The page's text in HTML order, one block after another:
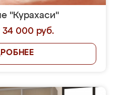
"Курахаси"
34 000 руб.